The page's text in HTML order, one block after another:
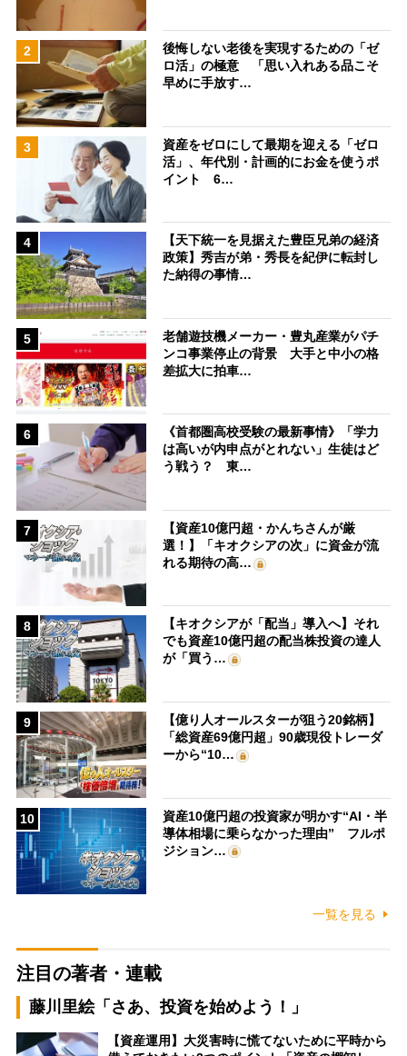
2
後悔しない老後を実現するための「ゼ
ロ活」の極意 「思い入れある品こそ
早めに手放す…
3
資産をゼロにして最期を迎える「ゼロ
活」、年代別・計画的にお金を使うポ
イント 6…
4
【天下統一を見据えた豊臣兄弟の経済
政策】秀吉が弟・秀長を紀伊に転封し
た納得の事情…
5
老舗遊技機メーカー・豊丸産業がパチ
ンコ事業停止の背景 大手と中小の格
差拡大に拍車…
6
《首都圏高校受験の最新事情》「学力
は高いが内申点がとれない」生徒はど
う戦う？ 東…
7
【資産10億円超・かんちさんが厳
選！】「キオクシアの次」に資金が流
れる期待の高…
8
【キオクシアが「配当」導入へ】それ
でも資産10億円超の配当株投資の達人
が「買う…
9
【億り人オールスターが狙う20銘柄】
「総資産69億円超」90歳現役トレーダ
ーから“10…
10
資産10億円超の投資家が明かす“AI・半
導体相場に乗らなかった理由” フルポ
ジション…
一覧を見る
注目の著者・連載
藤川里絵「さあ、投資を始めよう！」
【資産運用】大災害時に慌てないために平時から